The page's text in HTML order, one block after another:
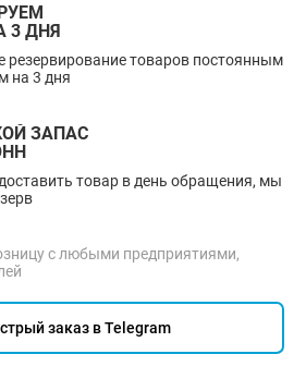
3 ДНЯ
резервирование товаров постоянным
на 3 дня
ЗАПАС
товар в день обращения, мы
с любыми предприятиями,
заказ в Telegram